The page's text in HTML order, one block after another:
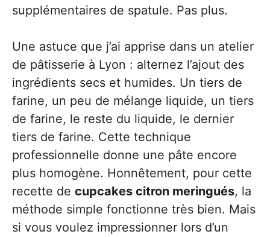
supplémentaires de spatule. Pas plus.
Une astuce que j’ai apprise dans un atelier
de pâtisserie à Lyon : alternez l’ajout des
ingrédients secs et humides. Un tiers de
farine, un peu de mélange liquide, un tiers
de farine, le reste du liquide, le dernier
tiers de farine. Cette technique
professionnelle donne une pâte encore
plus homogène. Honnêtement, pour cette
recette de cupcakes citron meringués, la
méthode simple fonctionne très bien. Mais
si vous voulez impressionner lors d’un